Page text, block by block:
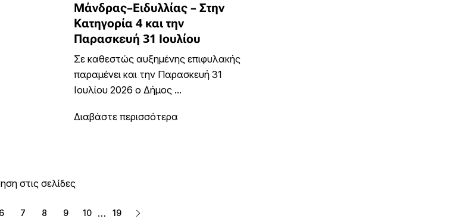
Μάνδρας–Ειδυλλίας – Στην
Κατηγορία 4 και την
Παρασκευή 31 Ιουλίου
Σε καθεστώς αυξημένης επιφυλακής
παραμένει και την Παρασκευή 31
Ιουλίου 2026 ο Δήμος ...
Διαβάστε περισσότερα
στις σελίδες
6 7 8 9 10 … 19